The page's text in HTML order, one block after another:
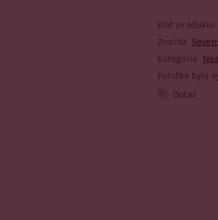
Kód produktu
Značka
Kategorie
Položka byla
Dotaz